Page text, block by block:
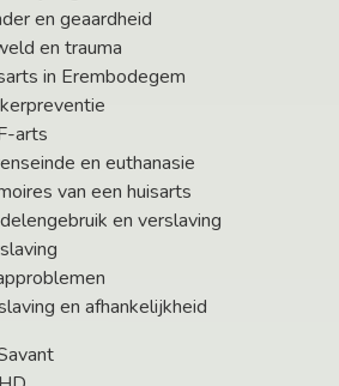
en geaardheid
en trauma
in Erembodegem
arts
en euthanasie
van een huisarts
en verslaving
en afhankelijkheid